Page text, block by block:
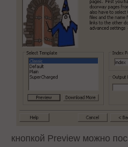
кнопкой Preview можно